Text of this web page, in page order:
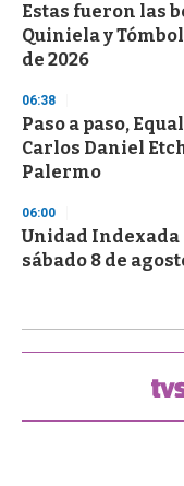
Estas fueron las
Quiniela y
de 2026
06:38
Paso a paso,
Carlos Daniel
Palermo
06:00
Unidad Indexada
sábado 8 de